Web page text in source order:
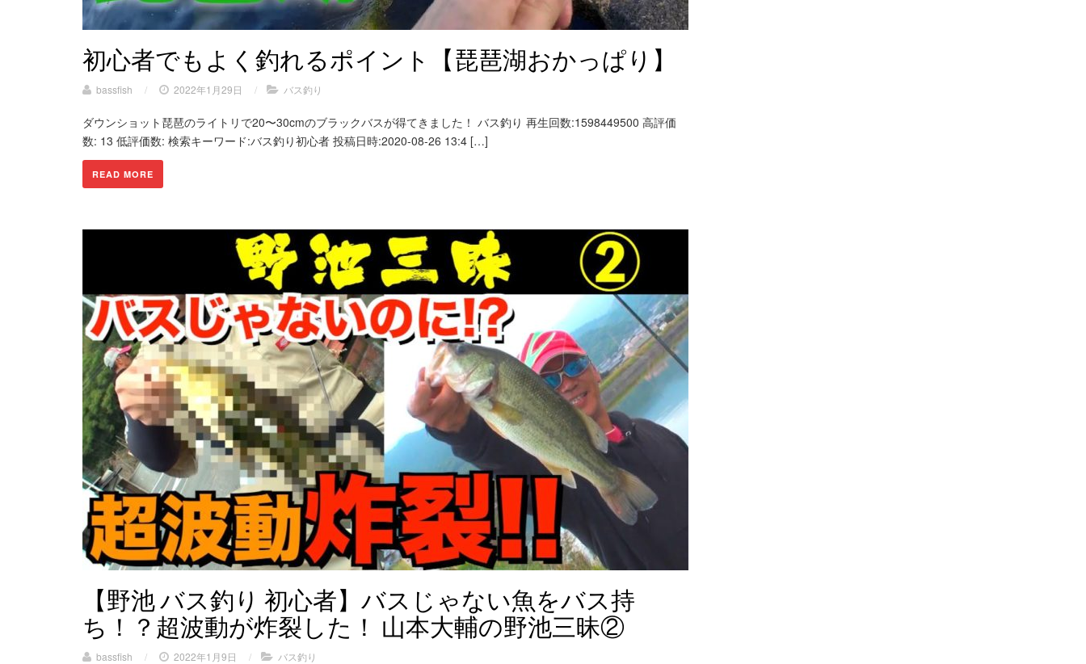
初心者でもよく釣れるポイント【琵琶湖おかっぱり】
bassfish / 2022年1月29日 / バス釣り
ダウンショット琵琶のライトリで20〜30cmのブラックバスが得てきました！ バス釣り 再生回数:1598449500 高評価
数: 13 低評価数: 検索キーワード:バス釣り初心者 投稿日時:2020-08-26 13:4 […]
READ MORE
【野池 バス釣り 初心者】バスじゃない魚をバス持
ち！？超波動が炸裂した！ 山本大輔の野池三昧②
bassfish / 2022年1月9日 / バス釣り